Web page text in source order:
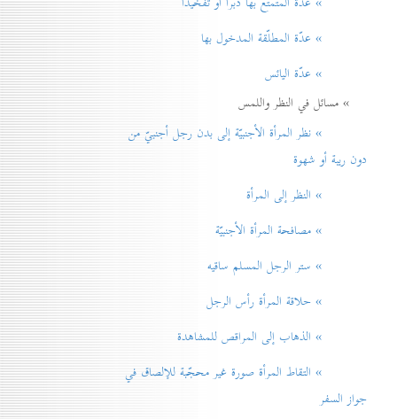
» عدّة المطلّقة المدخول بها
» عدّة اليائس
» مسائل في النظر واللمس
» نظر المرأة الأجنبيّة إلی بدن رجل أجنبيّ من
دون ريبة أو شهوة
» النظر إلی المرأة
» مصافحة المرأة الأجنبيّة
» ستر الرجل المسلم ساقيه
» حلاقة المرأة رأس الرجل
» الذهاب إلی المراقص للمشاهدة
» التقاط المرأة صورة غير محجّبة للإلصاق في
جواز السفر